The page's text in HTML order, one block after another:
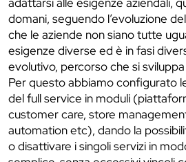
domani, seguendo l’evoluzione
che le aziende non siano tutte
esigenze diverse ed è in fasi
evolutivo, percorso che si
Per questo abbiamo configurato
del full service in moduli
customer care, store
automation etc), dando la
o disattivare i singoli servizi in